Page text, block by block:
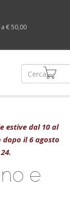
€ 50,00
estive dal 10 al
dopo il 6 agosto
e